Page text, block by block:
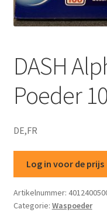
DASH
Poeder
DE,FR
Log in voor de prijs
Artikelnummer:
Categorie: Waspoeder